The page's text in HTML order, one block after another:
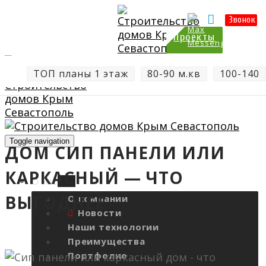
ТОП планы 1 этаж 80-90 м.кв 100-140
Проекты
Звонок
Toggle navigation
О нас
О компании
Новости
Наши технологии
Преимущества
Портфолио
ДОМ СИП ПАНЕЛИ ИЛИ
КАРКАСНЫЙ — ЧТО
ВЫГОДНЕЕ